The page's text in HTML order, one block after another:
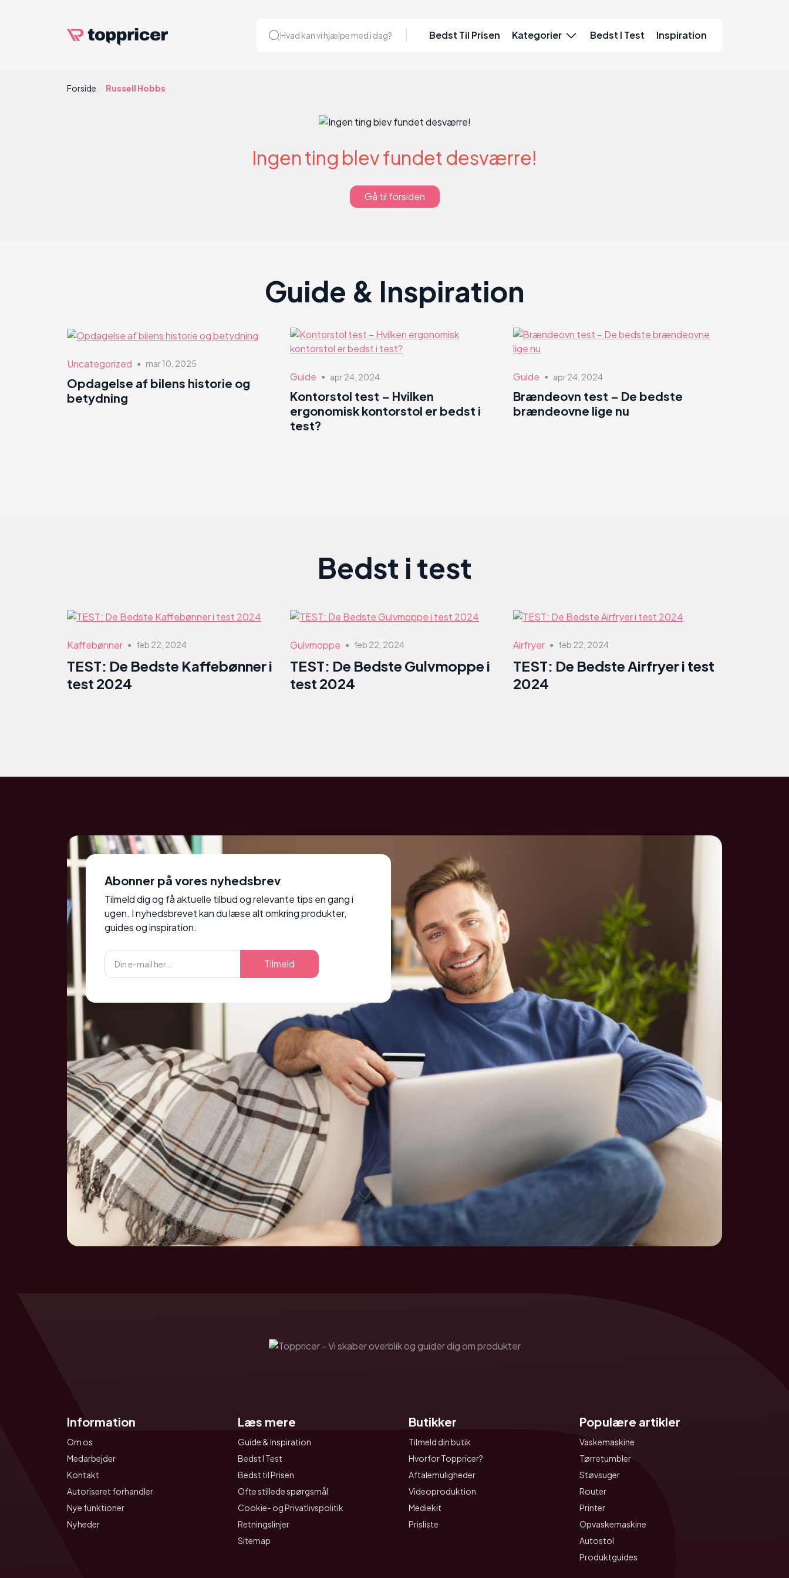
Hvad kan vi hjælpe med i dag? Bedst Til Prisen Kategorier Bedst I Test Inspiration
Forside Russell Hobbs
Ingen ting blev fundet desværre!
Gå til forsiden
Guide & Inspiration
Uncategorized ● mar 10, 2025
Opdagelse af bilens historie og
betydning
Guide ● apr 24, 2024
Kontorstol test – Hvilken
ergonomisk kontorstol er bedst i
test?
Guide ● apr 24, 2024
Brændeovn test – De bedste
brændeovne lige nu
Bedst i test
Kaffebønner ● feb 22, 2024
TEST: De Bedste Kaffebønner i
test 2024
Gulvmoppe ● feb 22, 2024
TEST: De Bedste Gulvmoppe i
test 2024
Airfryer ● feb 22, 2024
TEST: De Bedste Airfryer i test
2024
Abonner på vores nyhedsbrev
Tilmeld dig og få aktuelle tilbud og relevante tips en gang i
ugen. I nyhedsbrevet kan du læse alt omkring produkter,
guides og inspiration.
Tilmeld
Information
Om os
Medarbejder
Kontakt
Autoriseret forhandler
Nye funktioner
Nyheder
Læs mere
Guide & Inspiration
Bedst I Test
Bedst til Prisen
Ofte stillede spørgsmål
Cookie- og Privatlivspolitik
Retningslinjer
Sitemap
Butikker
Tilmeld din butik
Hvorfor Toppricer?
Aftalemuligheder
Videoproduktion
Mediekit
Prisliste
Populære artikler
Vaskemaskine
Tørretumbler
Støvsuger
Router
Printer
Opvaskemaskine
Autostol
Produktguides